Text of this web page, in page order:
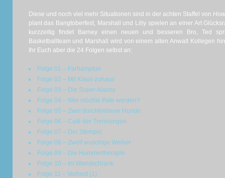
Diese und noch viel mehr Situationen sind in der achten Staffel von
plant das Bangtoberfest, Marshall und Lilly spielen an einer Art
kurzzeitig findet Barney einen neuen und besseren Bro, Ted
Basketballteam und Marshall wird von einem alten Anwalt Kollegen
Ihr Euch aber die 24 Folgen selbst an:
Folge 01 – Farhampton
Folge 02 – Mit Klaus zuhaus
Folge 03 – Die Super-Nanny
Folge 04 – Wer möchte Pate werden?
Folge 05 – Zwei durchtriebene Hunde
Folge 06 – Café der Trennungen
Folge 07 – Der Stempel
Folge 08 – Zwölf wuschige Weiber
Folge 09 – Die Hummertherapie
Folge 10 – Im Wandschrank
Folge 11 – Verhext (1)